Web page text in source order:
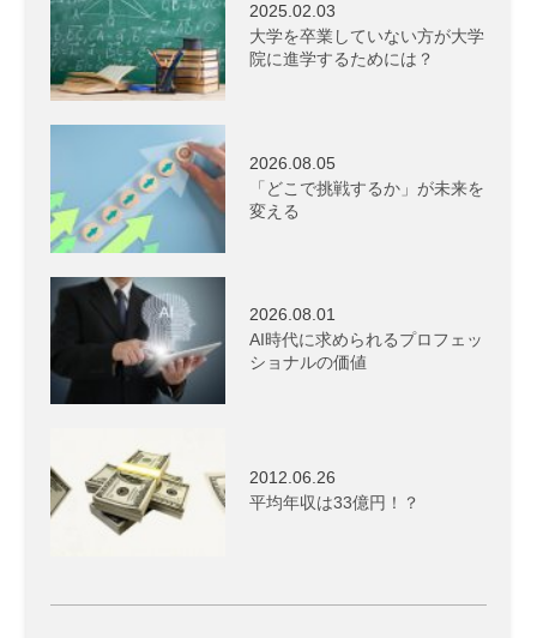
2025.02.03
大学を卒業していない方が大学
院に進学するためには？
2026.08.05
「どこで挑戦するか」が未来を
変える
2026.08.01
AI時代に求められるプロフェッ
ショナルの価値
2012.06.26
平均年収は33億円！？